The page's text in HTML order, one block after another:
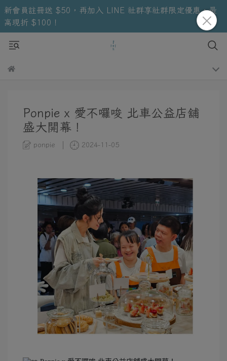
新會員註冊送 $50，再加入 LINE 社群享社群限定優惠，最
高現折 $100！
Ponpie x 愛不囉唆 北車公益店舖
盛大開幕！
ponpie 2024-11-05